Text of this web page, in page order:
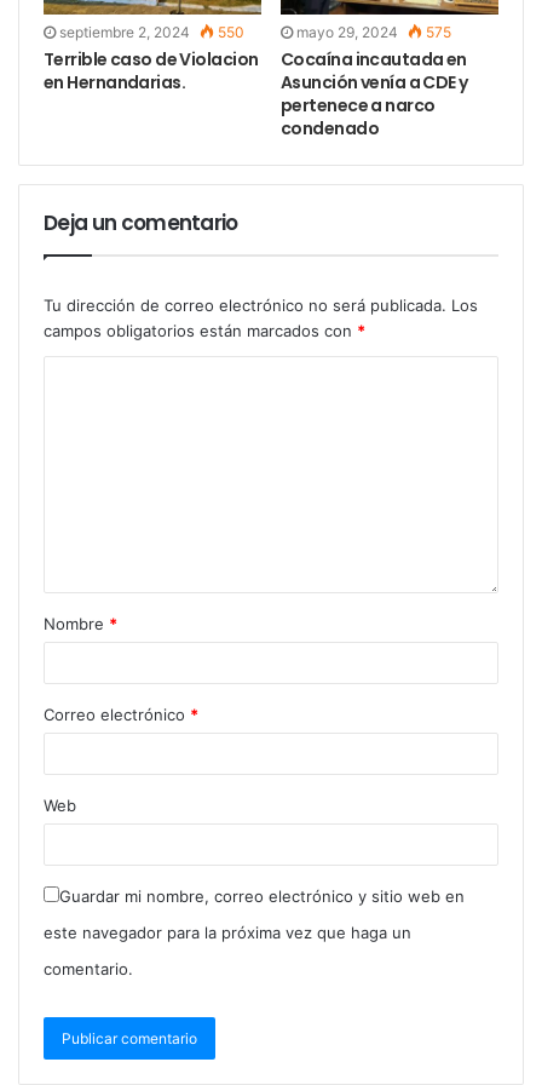
septiembre 2, 2024 550
Terrible caso de Violacion
en Hernandarias.
mayo 29, 2024 575
Cocaína incautada en
Asunción venía a CDE y
pertenece a narco
condenado
Deja un comentario
Tu dirección de correo electrónico no será publicada. Los
campos obligatorios están marcados con *
Nombre *
Correo electrónico *
Web
Guardar mi nombre, correo electrónico y sitio web en
este navegador para la próxima vez que haga un
comentario.